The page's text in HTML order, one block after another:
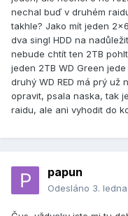
nechal buď v druhém
takhle? Jako mít jeden
dva singl HDD na
nebude chtít ten 2TB
jeden 2TB WD Green
druhý WD RED má prý
opravit, psala naska, tak
raidu, ale ani vyhodit do
papun
Odesláno 3.